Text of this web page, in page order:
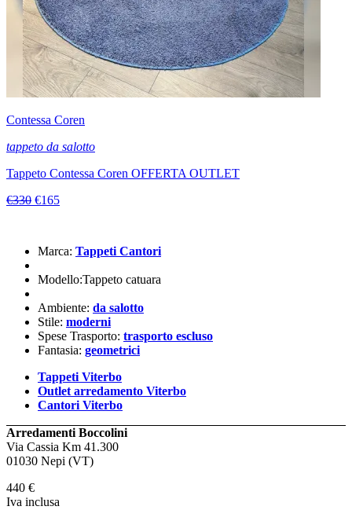
Contessa Coren
tappeto da salotto
Tappeto Contessa Coren OFFERTA OUTLET
€330 €165
Marca: Tappeti Cantori
Modello:Tappeto catuara
Ambiente: da salotto
Stile: moderni
Spese Trasporto: trasporto escluso
Fantasia: geometrici
Tappeti Viterbo
Outlet arredamento Viterbo
Cantori Viterbo
Arredamenti Boccolini
Via Cassia Km 41.300
01030 Nepi (VT)
440 €
Iva inclusa